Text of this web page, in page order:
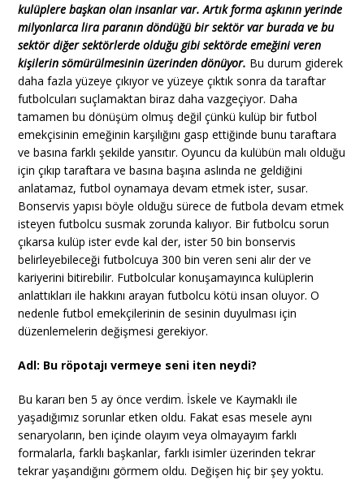
kulüplere başkan olan insanlar var. Artık forma aşkının yerinde
milyonlarca lira paranın döndüğü bir sektör var burada ve bu
sektör diğer sektörlerde olduğu gibi sektörde emeğini veren
kişilerin sömürülmesinin üzerinden dönüyor. Bu durum giderek
daha fazla yüzeye çıkıyor ve yüzeye çıktık sonra da taraftar
futbolcuları suçlamaktan biraz daha vazgeçiyor. Daha
tamamen bu dönüşüm olmuş değil çünkü kulüp bir futbol
emekçisinin emeğinin karşılığını gasp ettiğinde bunu taraftara
ve basına farklı şekilde yansıtır. Oyuncu da kulübün malı olduğu
için çıkıp taraftara ve basına başına aslında ne geldiğini
anlatamaz, futbol oynamaya devam etmek ister, susar.
Bonservis yapısı böyle olduğu sürece de futbola devam etmek
isteyen futbolcu susmak zorunda kalıyor. Bir futbolcu sorun
çıkarsa kulüp ister evde kal der, ister 50 bin bonservis
belirleyebileceği futbolcuya 300 bin veren seni alır der ve
kariyerini bitirebilir. Futbolcular konuşamayınca kulüplerin
anlattıkları ile hakkını arayan futbolcu kötü insan oluyor. O
nedenle futbol emekçilerinin de sesinin duyulması için
düzenlemelerin değişmesi gerekiyor.
Adl: Bu röpotajı vermeye seni iten neydi?
Bu kararı ben 5 ay önce verdim. İskele ve Kaymaklı ile
yaşadığımız sorunlar etken oldu. Fakat esas mesele aynı
senaryoların, ben içinde olayım veya olmayayım farklı
formalarla, farklı başkanlar, farklı isimler üzerinden tekrar
tekrar yaşandığını görmem oldu. Değişen hiç bir şey yoktu.